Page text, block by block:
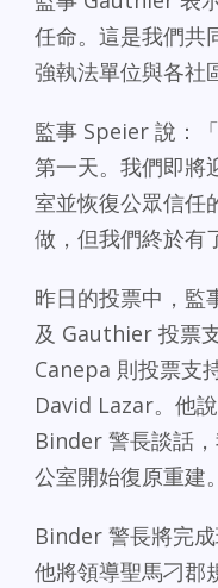
任命。這是我們
強執法單位與各社
監事 Speier 說：
第一天。我們即將
室並恢復公眾信任
做，但我們終於有
昨日的投票中，
及 Gauthier 投票
Canepa 則投票支
David Lazar。他
Binder 警長談話
公室開始復原重建
Binder 警長將完成
他將領導聖馬刁郡